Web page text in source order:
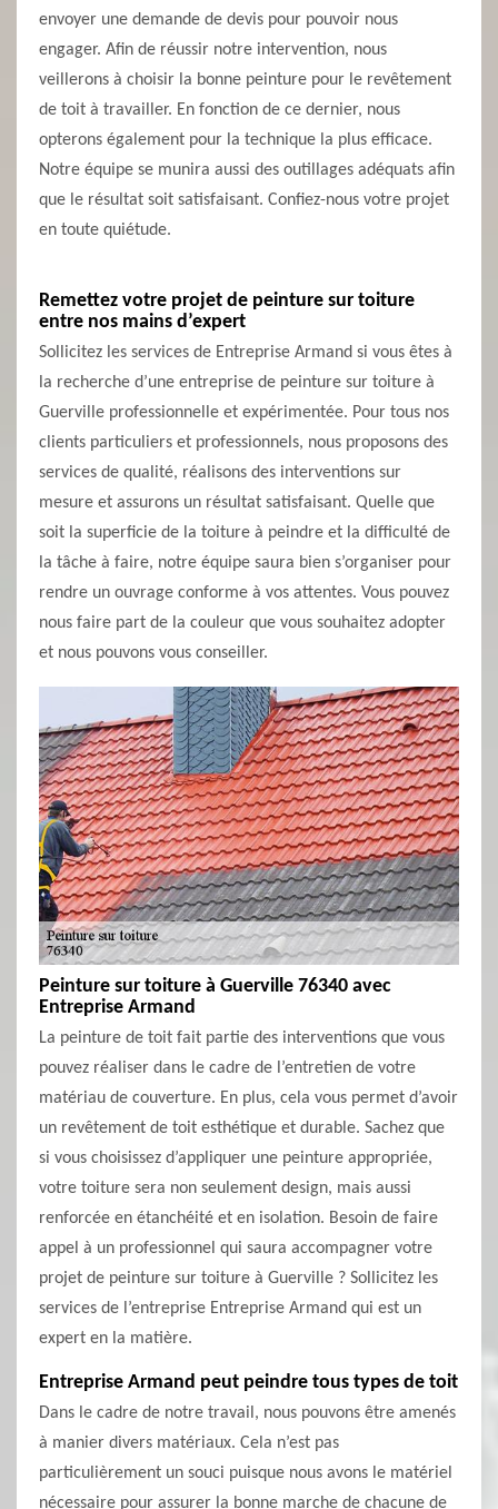
envoyer une demande de devis pour pouvoir nous
engager. Afin de réussir notre intervention, nous
veillerons à choisir la bonne peinture pour le revêtement
de toit à travailler. En fonction de ce dernier, nous
opterons également pour la technique la plus efficace.
Notre équipe se munira aussi des outillages adéquats afin
que le résultat soit satisfaisant. Confiez-nous votre projet
en toute quiétude.
Remettez votre projet de peinture sur toiture
entre nos mains d’expert
Sollicitez les services de Entreprise Armand si vous êtes à
la recherche d’une entreprise de peinture sur toiture à
Guerville professionnelle et expérimentée. Pour tous nos
clients particuliers et professionnels, nous proposons des
services de qualité, réalisons des interventions sur
mesure et assurons un résultat satisfaisant. Quelle que
soit la superficie de la toiture à peindre et la difficulté de
la tâche à faire, notre équipe saura bien s’organiser pour
rendre un ouvrage conforme à vos attentes. Vous pouvez
nous faire part de la couleur que vous souhaitez adopter
et nous pouvons vous conseiller.
Peinture sur toiture à Guerville 76340 avec
Entreprise Armand
La peinture de toit fait partie des interventions que vous
pouvez réaliser dans le cadre de l’entretien de votre
matériau de couverture. En plus, cela vous permet d’avoir
un revêtement de toit esthétique et durable. Sachez que
si vous choisissez d’appliquer une peinture appropriée,
votre toiture sera non seulement design, mais aussi
renforcée en étanchéité et en isolation. Besoin de faire
appel à un professionnel qui saura accompagner votre
projet de peinture sur toiture à Guerville ? Sollicitez les
services de l’entreprise Entreprise Armand qui est un
expert en la matière.
Entreprise Armand peut peindre tous types de toit
Dans le cadre de notre travail, nous pouvons être amenés
à manier divers matériaux. Cela n’est pas
particulièrement un souci puisque nous avons le matériel
nécessaire pour assurer la bonne marche de chacune de